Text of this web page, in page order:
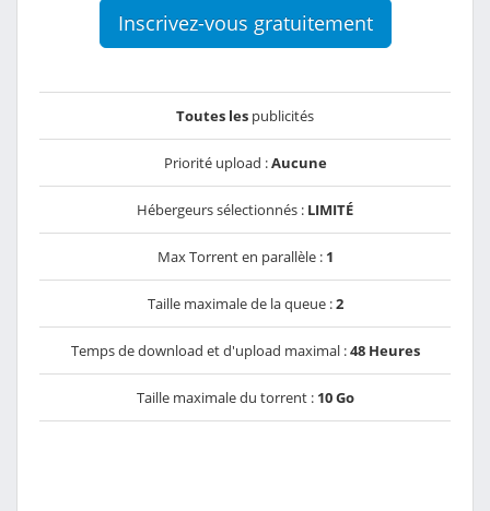
Inscrivez-vous gratuitement
Toutes les publicités
Priorité upload :Aucune
Hébergeurs sélectionnés : LIMITÉ
Max Torrent en parallèle : 1
Taille maximale de la queue :2
Temps de download et d'upload maximal :48 Heures
Taille maximale du torrent : 10 Go